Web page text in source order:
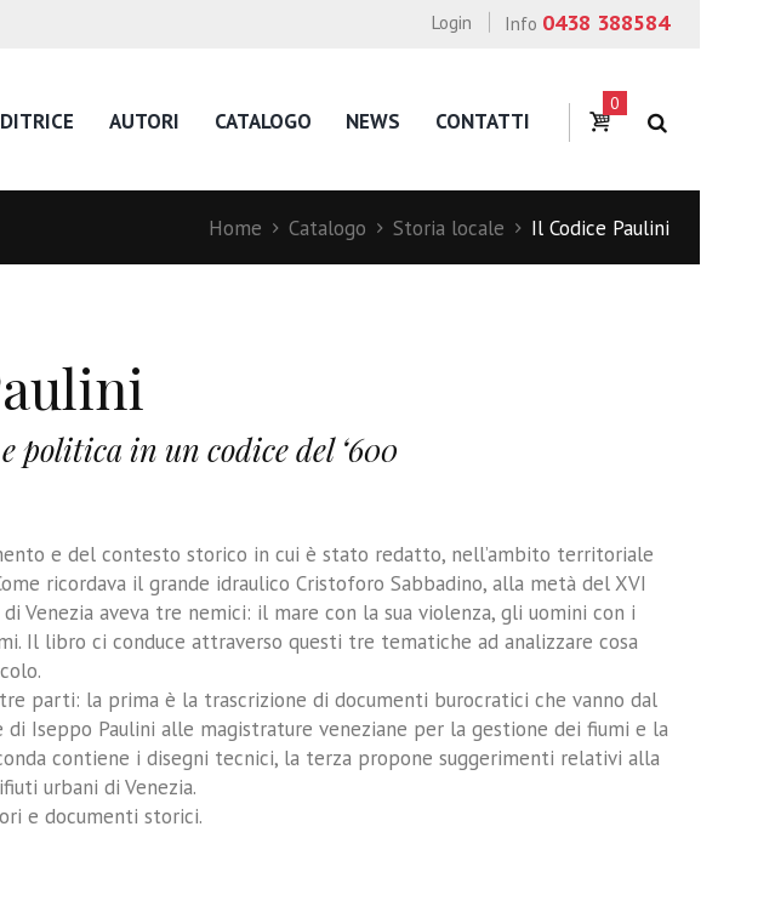
Info 0438 388584
Login
AUTORI CATALOGO NEWS CONTATTI
0
Home Catalogo Storia locale Il Codice Paulini
politica in un codice del ‘600
e del contesto storico in cui è stato redatto, nell’ambito territoriale
ricordava il grande idraulico Cristoforo Sabbadino, alla metà del XVI
Venezia aveva tre nemici: il mare con la sua violenza, gli uomini con i
Il libro ci conduce attraverso questi tre tematiche ad analizzare cosa
tre parti: la prima è la trascrizione di documenti burocratici che vanno dal
Iseppo Paulini alle magistrature veneziane per la gestione dei fiumi e la
contiene i disegni tecnici, la terza propone suggerimenti relativi alla
urbani di Venezia.
e documenti storici.